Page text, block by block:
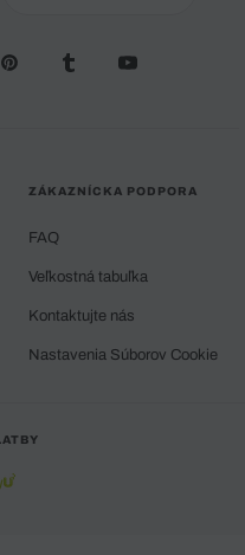
ZÁKAZNÍCKA PODPORA
FAQ
Veľkostná tabuľka
Kontaktujte nás
Nastavenia Súborov Cookie